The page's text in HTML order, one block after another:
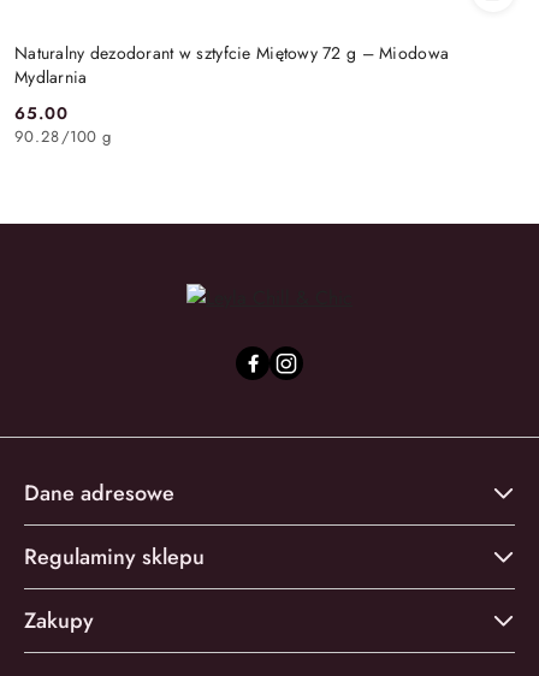
Naturalny dezodorant w sztyfcie Miętowy 72 g – Miodowa
Mydlarnia
Cena:
65.00
90.28/100 g
Dane adresowe
Regulaminy sklepu
Zakupy